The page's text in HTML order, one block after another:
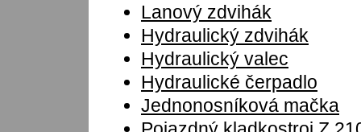
Lanový zdvihák
Hydraulický zdvihák
Hydraulický valec
Hydraulické čerpadlo
Jednonosníková mačka